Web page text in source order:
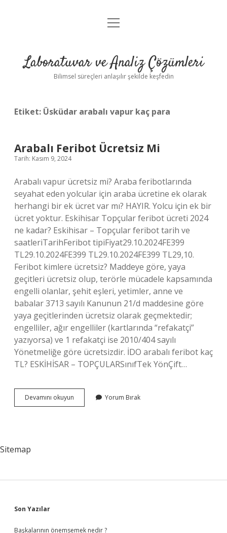
Anasayfa
Yasal Uyarı
menüyü
Laboratuvar ve Analiz Çözümleri
Bilimsel süreçleri anlaşılır şekilde keşfedin
Etiket: Üsküdar arabalı vapur kaç para
Arabalı Feribot Ücretsiz Mi
Tarih: Kasım 9, 2024
Arabalı vapur ücretsiz mi? Araba feribotlarında
seyahat eden yolcular için araba ücretine ek olarak
herhangi bir ek ücret var mı? HAYIR. Yolcu için ek bir
ücret yoktur. Eskihisar Topçular feribot ücreti 2024
ne kadar? Eskihisar – Topçular feribot tarih ve
saatleriTarihFeribot tipiFiyat29.10.2024FE399
TL29.10.2024FE399 TL29.10.2024FE399 TL29,10.
Feribot kimlere ücretsiz? Maddeye göre, yaya
geçitleri ücretsiz olup, terörle mücadele kapsamında
engelli olanlar, şehit eşleri, yetimler, anne ve
babalar 3713 sayılı Kanunun 21/d maddesine göre
yaya geçitlerinden ücretsiz olarak geçmektedir;
engelliler, ağır engelliler (kartlarında “refakatçi”
yazıyorsa) ve 1 refakatçi ise 2010/404 sayılı
Yönetmeliğe göre ücretsizdir. İDO arabalı feribot kaç
TL? ESKİHİSAR – TOPÇULARSınıfTek YönÇift…
Devamını okuyun
Feribot
Yorum Bırak
Sitemap
Sidebar
Son Yazılar
Başkalarının önemsemek nedir ?